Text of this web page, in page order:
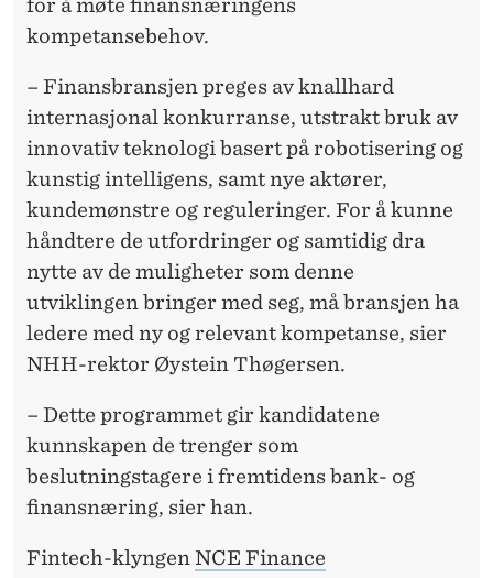
for å møte finansnæringens
kompetansebehov.
– Finansbransjen preges av knallhard
internasjonal konkurranse, utstrakt bruk av
innovativ teknologi basert på robotisering og
kunstig intelligens, samt nye aktører,
kundemønstre og reguleringer. For å kunne
håndtere de utfordringer og samtidig dra
nytte av de muligheter som denne
utviklingen bringer med seg, må bransjen ha
ledere med ny og relevant kompetanse, sier
NHH-rektor Øystein Thøgersen.
– Dette programmet gir kandidatene
kunnskapen de trenger som
beslutningstagere i fremtidens bank- og
finansnæring, sier han.
Fintech-klyngenNCE Finance